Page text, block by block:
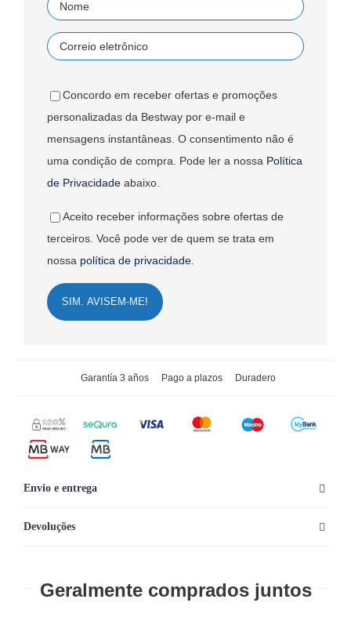
Concordo em receber ofertas e promoções
personalizadas da Bestway por e-mail e
mensagens instantâneas. O consentimento não é
uma condição de compra. Pode ler a nossa Política
de Privacidadeabaixo.
Aceito receber informações sobre ofertas de
terceiros. Você pode ver de quem se trata em
nossa política de privacidade.
SIM. AVISEM-ME!
Garantía 3 años Pago a plazos Duradero
Envio e entrega
Devoluções
Geralmente comprados juntos